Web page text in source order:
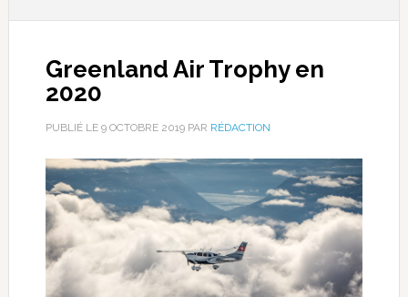
Greenland Air Trophy en
2020
PUBLIÉ LE 9 OCTOBRE 2019PAR RÉDACTION